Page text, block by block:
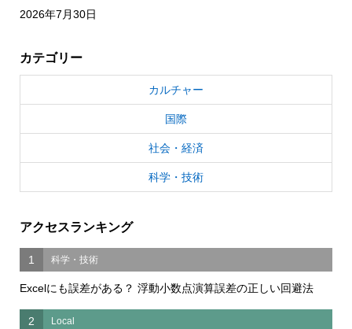
2026年7月30日
カテゴリー
カルチャー
国際
社会・経済
科学・技術
アクセスランキング
1 科学・技術
Excelにも誤差がある？ 浮動小数点演算誤差の正しい回避法
2 Local